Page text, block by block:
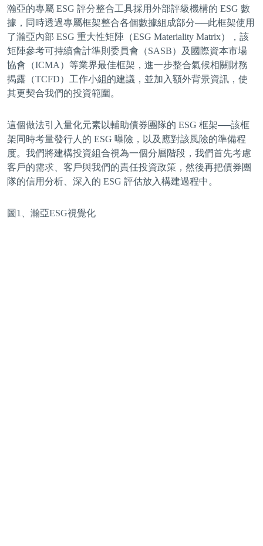
瀚亞的專屬 ESG 評分整合工具採用外部評級機構的 ESG 數
據，同時透過專屬框架整合各個數據組成部分──此框架使用
了瀚亞內部 ESG 重大性矩陣（ESG Materiality Matrix），該
矩陣參考可持續會計準則委員會（SASB）及國際資本市場
協會（ICMA）等業界最佳框架，進一步整合氣候相關財務
揭露（TCFD）工作小組的建議，並加入額外背景資訊，使
其更契合我們的投資範圍。
這個做法引入量化元素以輔助債券團隊的 ESG 框架──該框
架同時考量發行人的 ESG 曝險，以及應對該風險的準備程
度。我們將建構投資組合視為一個分層階段，我們首先考慮
客戶的需求、客戶與我們的責任投資政策，然後再把債券團
隊的信用分析、深入的 ESG 評估放入構建過程中。
圖1、瀚亞ESG視覺化